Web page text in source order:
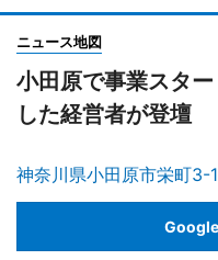
ニュース地図
小田原で事業スタ
した経営者が登壇
神奈川県小田原市栄町3-